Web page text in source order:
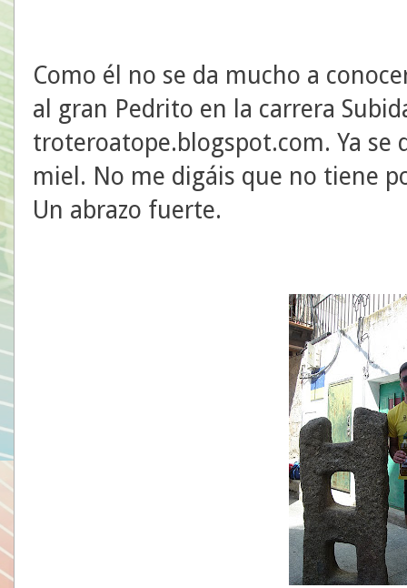
Como él no se da mucho a
al gran Pedrito en la carrera
troteroatope.blogspot.com. Ya se
miel. No me digáis que no tiene
Un abrazo fuerte.